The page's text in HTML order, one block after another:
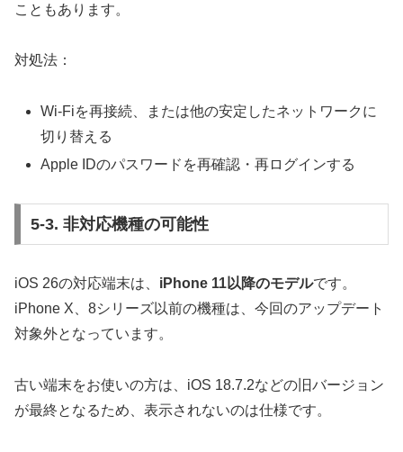
こともあります。
対処法：
Wi-Fiを再接続、または他の安定したネットワークに
切り替える
Apple IDのパスワードを再確認・再ログインする
5-3. 非対応機種の可能性
iOS 26の対応端末は、 iPhone 11以降のモデルです。
iPhone X、8シリーズ以前の機種は、今回のアップデート
対象外となっています。
古い端末をお使いの方は、iOS 18.7.2などの旧バージョン
が最終となるため、表示されないのは仕様です。